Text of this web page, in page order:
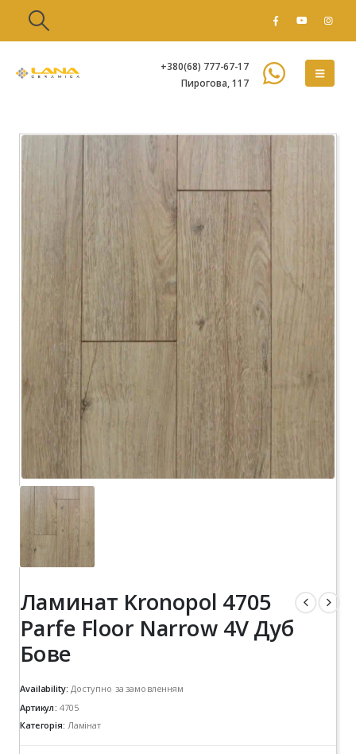
+380(68) 777-67-17
Пирогова, 117
Ламинат Kronopol 4705
Parfe Floor Narrow 4V Дуб
Бове
Availability: Доступно за замовленням
Артикул:4705
Категорія: Ламінат